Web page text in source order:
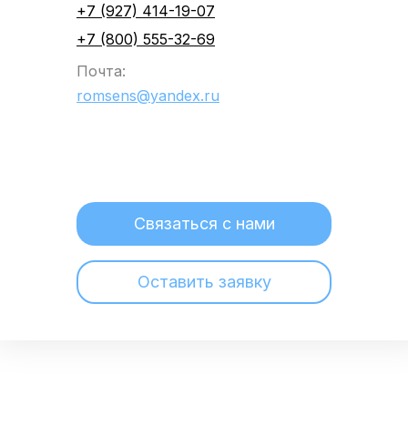
+7 (927) 414-19-07
+7 (800) 555-32-69
Почта:
romsens@yandex.ru
Связаться с нами
Оставить заявку